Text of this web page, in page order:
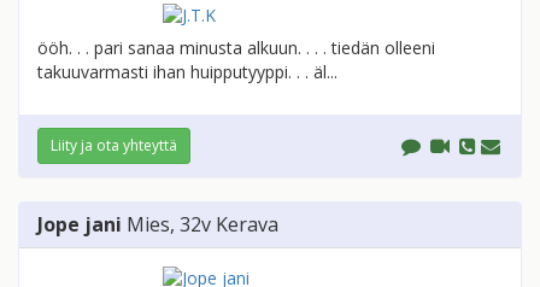
ööh. . . pari sanaa minusta alkuun. . . . tiedän olleeni
takuuvarmasti ihan huipputyyppi. . . äl...
Liity ja ota yhteyttä
Jope jani Mies, 32v Kerava